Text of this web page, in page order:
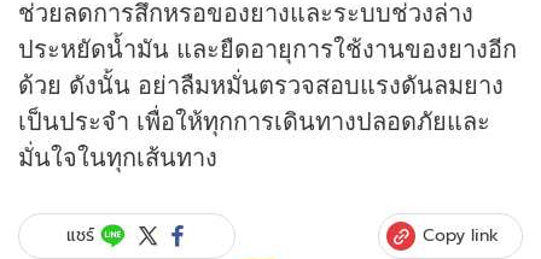
ช่วยลดการสึกหรอของยางและระบบช่วงล่าง
ประหยัดน้ำมัน และยืดอายุการใช้งานของยางอีก
ด้วย ดังนั้น อย่าลืมหมั่นตรวจสอบแรงดันลมยาง
เป็นประจำ เพื่อให้ทุกการเดินทางปลอดภัยและ
มั่นใจในทุกเส้นทาง
แชร์ Copy link